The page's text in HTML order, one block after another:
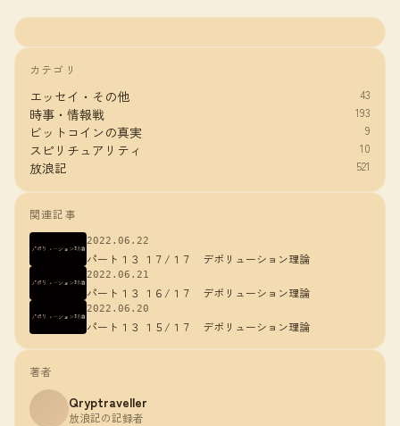
カテゴリ
エッセイ・その他 43
時事・情報戦 193
ビットコインの真実 9
スピリチュアリティ 10
放浪記 521
関連記事
2022.06.22
パート１３ １７/１７ デボリューション理論
2022.06.21
パート１３ １６/１７ デボリューション理論
2022.06.20
パート１３ １５/１７ デボリューション理論
著者
Qryptraveller
放浪記の記録者